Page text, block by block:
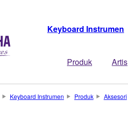
Keyboard Instrumen
Produk Artis
Keyboard Instrumen Produk Aksesori